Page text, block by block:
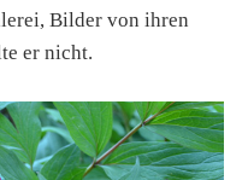
Bilder von ihren
er nicht.